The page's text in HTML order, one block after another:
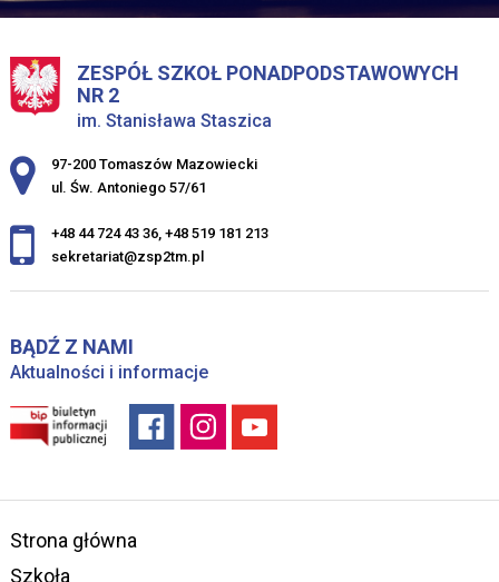
ZESPÓŁ SZKOŁ PONADPODSTAWOWYCH
NR 2
im. Stanisława Staszica
Adres pocztowy:
97-200 Tomaszów Mazowiecki
ul. Św. Antoniego 57/61
+48 44 724 43 36, +48 519 181 213
sekretariat@zsp2tm.pl
BĄDŹ Z NAMI
Aktualności i informacje
Strona główna
Szkoła